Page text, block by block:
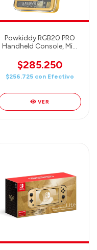
Powkiddy RGB20 PRO
Handheld Console, Mini
3,2 inch PANTALLA IPS -
16GB+128GB + 20000
Games (YELLOW)
con m
$285.250
$256.725 con Efectivo
VER